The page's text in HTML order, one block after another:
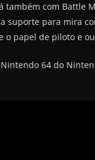
também com Battle
suporte para mira
o papel de piloto e
64 do